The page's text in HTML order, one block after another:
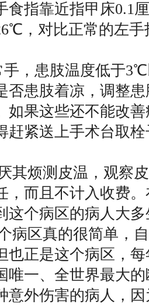
食指靠近指甲床0.1
，对比正常的左
手，患肢温度低于
否患肢着凉，调整
如果这些还不能改
赶紧送上手术台取
其烦测皮温，观察
，而且不计入收费
这个病区的病人大
病区真的很简单，
也正是这个病区，
唯一、全世界最大
意外伤害的病人，